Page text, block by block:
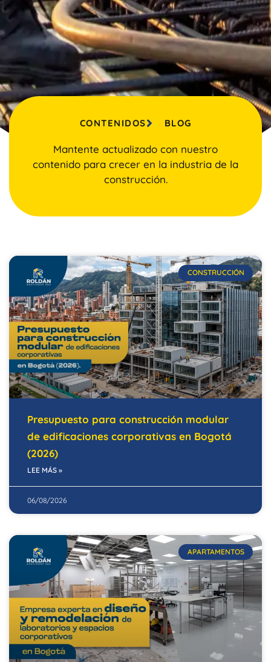
CONTENIDOS BLOG
Mantente actualizado con nuestro
contenido para crecer en la industria de la
construcción.
CONSTRUCCIÓN
Presupuesto para construcción modular
de edificaciones corporativas en Bogotá
(2026)
LEE MÁS »
06/08/2026
APARTAMENTOS